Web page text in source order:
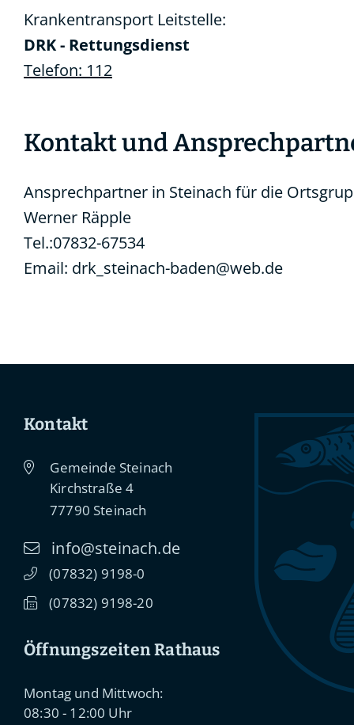
Krankentransport Leitstelle:
DRK - Rettungsdienst
Telefon: 112
Kontakt und
Ansprechpartner in Steinach für die
Werner Räpple
Tel.:07832-67534
Email: drk_steinach-baden@web.de
Kontakt
Gemeinde Steinach
Kirchstraße 4
77790 Steinach
info@steinach.de
(07832) 91 98-0
(07832) 91 98-20
Öffnungszeiten Rathaus
Montag und Mittwoch:
08:30 - 12:00 Uhr